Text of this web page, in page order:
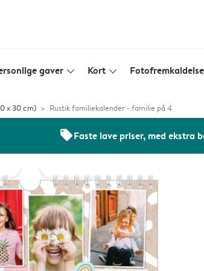
gaver slim_arrow_down Kort slim_arrow_down Fotofremkaldelse
x 30 cm) Rustik familiekalender - familie på 4
offersFaste lave priser, med ekstra